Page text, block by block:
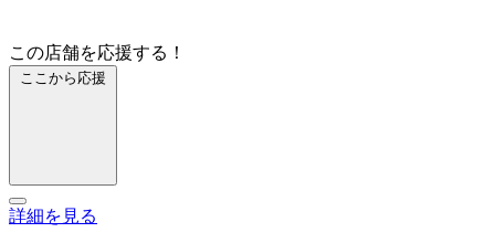
この店舗を応援する！
ここから応援
詳細を見る